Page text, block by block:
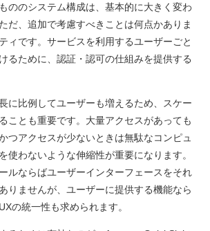
のシステム構成は、基本的に大きく変わ
だ、追加で考慮すべきことは何点かありま
ィです。サービスを利用するユーザーごと
るために、認証・認可の仕組みを提供する
に比例してユーザーも増えるため、スケー
ことも重要です。大量アクセスがあっても
つアクセスが少ないときは無駄なコンピュ
使わないような伸縮性が重要になります。
ルならばユーザーインターフェースをそれ
りませんが、ユーザーに提供する機能なら
の統一性も求められます。